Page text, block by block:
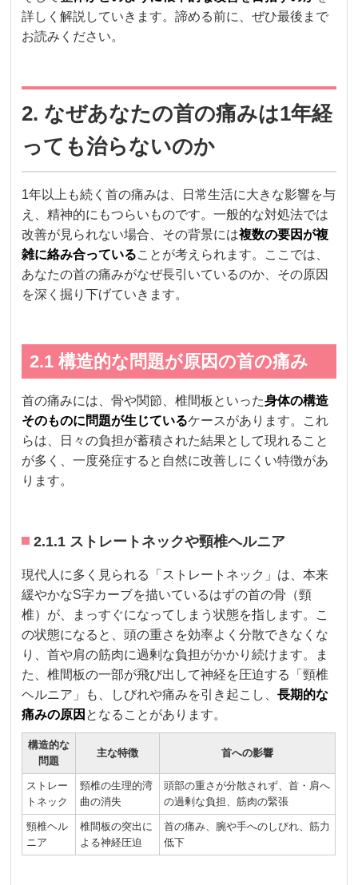
詳しく解説していきます。諦める前に、ぜひ最後まで
お読みください。
2. なぜあなたの首の痛みは1年経
っても治らないのか
1年以上も続く首の痛みは、日常生活に大きな影響を与
え、精神的にもつらいものです。一般的な対処法では
改善が見られない場合、その背景には複数の要因が複
雑に絡み合っていることが考えられます。ここでは、
あなたの首の痛みがなぜ長引いているのか、その原因
を深く掘り下げていきます。
2.1 構造的な問題が原因の首の痛み
首の痛みには、骨や関節、椎間板といった身体の構造
そのものに問題が生じているケースがあります。これ
らは、日々の負担が蓄積された結果として現れること
が多く、一度発症すると自然に改善しにくい特徴があ
ります。
2.1.1 ストレートネックや頸椎ヘルニア
現代人に多く見られる「ストレートネック」は、本来
緩やかなS字カーブを描いているはずの首の骨（頸
椎）が、まっすぐになってしまう状態を指します。こ
の状態になると、頭の重さを効率よく分散できなくな
り、首や肩の筋肉に過剰な負担がかかり続けます。ま
た、椎間板の一部が飛び出して神経を圧迫する「頸椎
ヘルニア」も、しびれや痛みを引き起こし、長期的な
痛みの原因 となることがあります。
構造的な
問題
主な特徴 首への影響
ストレー
トネック
頸椎の生理的湾
曲の消失
頭部の重さが分散されず、首・肩へ
の過剰な負担、筋肉の緊張
頸椎ヘル
ニア
椎間板の突出に
よる神経圧迫
首の痛み、腕や手へのしびれ、筋力
低下